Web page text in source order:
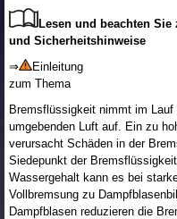
Lesen und beachten
und Sicherheitshinweise
⇒
Einleitung
zum Thema
Bremsflüssigkeit nimmt im
umgebenden Luft auf. Ein zu
verursacht Schäden in der
Siedepunkt der
Wassergehalt kann es bei
Vollbremsung zu
Dampfblasen reduzieren die